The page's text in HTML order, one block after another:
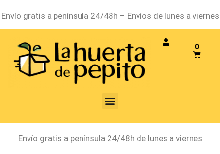
Envío gratis a península 24/48h – Envíos de lunes a viernes
0
Envío gratis a península 24/48h de lunes a viernes
para Halloween originales?